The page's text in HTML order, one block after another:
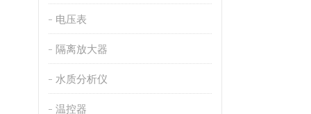
电压表
隔离放大器
水质分析仪
温控器